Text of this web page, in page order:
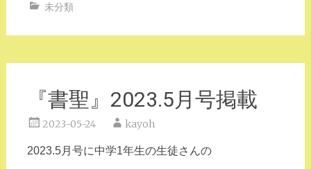
未分類
『書聖』2023.5月号掲載
2023-05-24 kayoh
2023.5月号に中学1年生の生徒さんの